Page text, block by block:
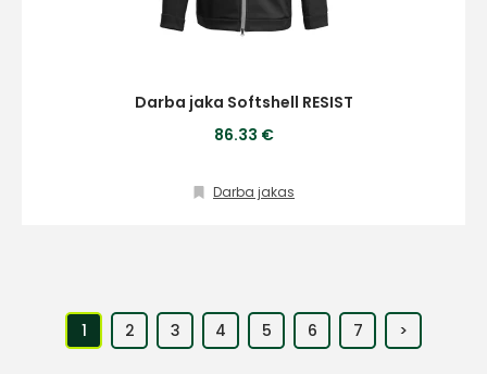
Darba jaka Softshell RESIST
86.33 €
Darba jakas
1 2 3 4 5 6 7 >